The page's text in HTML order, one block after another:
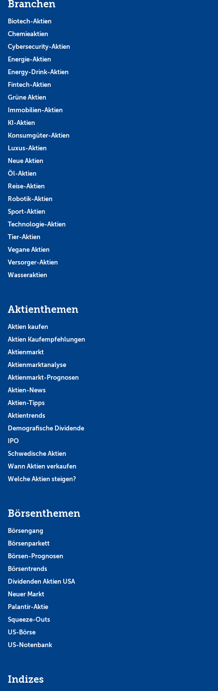
Branchen
Biotech-Aktien
Chemieaktien
Cybersecurity-Aktien
Energie-Aktien
Energy-Drink-Aktien
Fintech-Aktien
Grüne Aktien
Immobilien-Aktien
KI-Aktien
Konsumgüter-Aktien
Luxus-Aktien
Neue Aktien
Öl-Aktien
Reise-Aktien
Robotik-Aktien
Sport-Aktien
Technologie-Aktien
Tier-Aktien
Vegane Aktien
Versorger-Aktien
Wasseraktien
Aktienthemen
Aktien kaufen
Aktien Kaufempfehlungen
Aktienmarkt
Aktienmarktanalyse
Aktienmarkt-Prognosen
Aktien-News
Aktien-Tipps
Aktientrends
Demografische Dividende
IPO
Schwedische Aktien
Wann Aktien verkaufen
Welche Aktien steigen?
Börsenthemen
Börsengang
Börsenparkett
Börsen-Prognosen
Börsentrends
Dividenden Aktien USA
Neuer Markt
Palantir-Aktie
Squeeze-Outs
US-Börse
US-Notenbank
Indizes